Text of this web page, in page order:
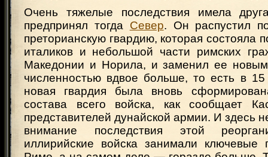
Очень тяжелые последствия имела
предпринял тогда Север. Он распустил
преторианскую гвардию, которая состояла
италиков и небольшой части римских
Македонии и Норила, и заменил ее
численностью вдвое больше, то есть в
новая гвардия была вновь
состава всего войска, как сообщает
представителей дунайской армии. И здесь
внимание последствия этой
иллирийские войска занимали ключевые